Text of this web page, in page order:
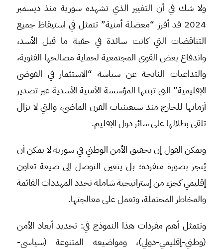
ولا شك في أن التغيير الذي تشهده سورية منذ ديسمبر
2024 قد أفرز “معضلة أمنية” تتمثل في استيقاظ جميع
التناقضات التي كانت سائدة في حقبة ما قبل الأسد،
واندفاع بعض القوى المجتمعية لحماية مصالحها الفئوية،
والتداعيات الناتجة عن سياسة “الاستثمار في الفوضى
الإقليمية” التي تبنتها المؤسسة الأمنية الأسدية عبر تصدير
أزماتها للخارج منذ سبعينيات القرن الماضي، والتي لا تزال
تلقي بظلالها على سائر دول الإقليم.
ويمكن القول إن تحقيق الأمن الوطني في سورية لا يمكن أن
يُنجز بصورة منفردة؛ بل يتعين التوصل إلى صيغة تعاون
إقليمي كجزء من إستراتيجية شاملة تحدد المهددات القائمة
والمخاطر المحتملة، وتعمل على معالجتها.
وتتمثل أهم مفردات هذا النموذج في: تحديد أبعاد الأمن
(وطني-إقليمي-دولي)، ومواضيعه المتنوعة (سياسي-